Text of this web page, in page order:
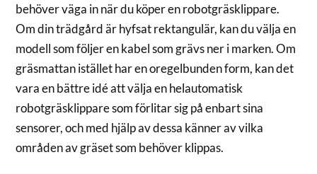
behöver väga in när du köper en robotgräsklippare.
Om din trädgård är hyfsat rektangulär, kan du välja en
modell som följer en kabel som grävs ner i marken. Om
gräsmattan istället har en oregelbunden form, kan det
vara en bättre idé att välja en helautomatisk
robotgräsklippare som förlitar sig på enbart sina
sensorer, och med hjälp av dessa känner av vilka
områden av gräset som behöver klippas.